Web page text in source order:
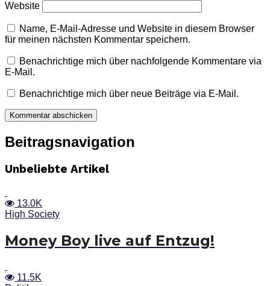
Website
Name, E-Mail-Adresse und Website in diesem Browser
für meinen nächsten Kommentar speichern.
Benachrichtige mich über nachfolgende Kommentare via
E-Mail.
Benachrichtige mich über neue Beiträge via E-Mail.
Beitragsnavigation
Unbeliebte Artikel
13.0K
High Society
Money Boy live auf Entzug!
11.5K